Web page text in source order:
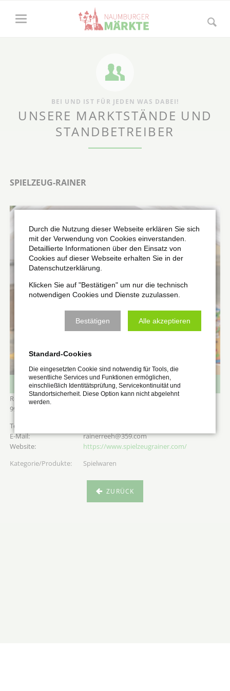
BEI UND IST FÜR JEDEN WAS DABEI!
UNSERE MARKTSTÄNDE UND
STANDBETREIBER
SPIELZEUG-RAINER
Spielzeug-Rainer, Rainer Reeh
Robert-Blum-Straße 13
99510
rainerreeh@359.com
https://www.spielzeugrainer.com/
Spielwaren
ZURÜCK
Durch die Nutzung dieser Webseite erklären Sie sich
mit der Verwendung von Cookies einverstanden.
Detaillierte Informationen über den Einsatz von
Cookies auf dieser Webseite erhalten Sie in der
Datenschutzerklärung.
Klicken Sie auf "Bestätigen" um nur die technisch
notwendigen Cookies und Dienste zuzulassen.
Bestätigen Alle akzeptieren
Standard-Cookies
Die eingesetzten Cookie sind notwendig für Tools, die
wesentliche Services und Funktionen ermöglichen,
einschließlich Identitätsprüfung, Servicekontinuität und
Standortsicherheit. Diese Option kann nicht abgelehnt
werden.